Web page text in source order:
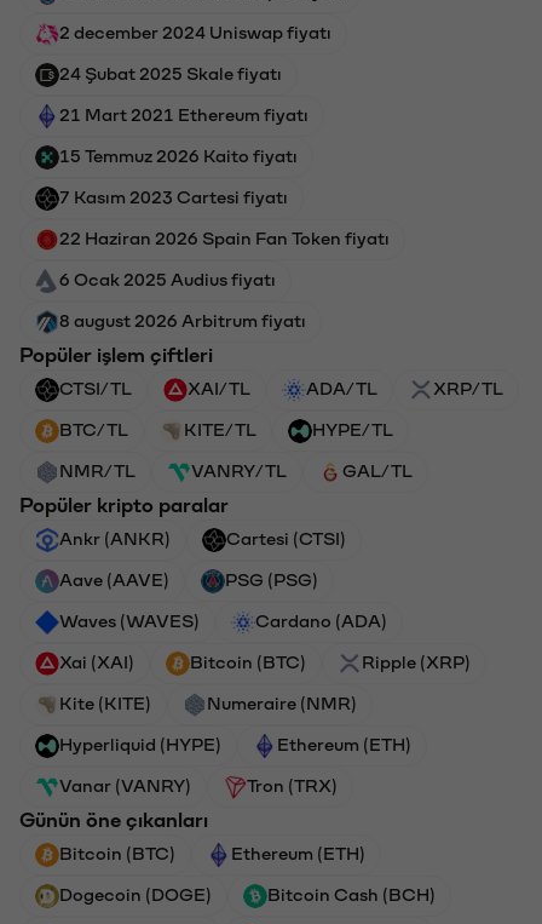
2 december 2024 Uniswap fiyatı
24 Şubat 2025 Skale fiyatı
21 Mart 2021 Ethereum fiyatı
15 Temmuz 2026 Kaito fiyatı
7 Kasım 2023 Cartesi fiyatı
22 Haziran 2026 Spain Fan Token fiyatı
6 Ocak 2025 Audius fiyatı
8 august 2026 Arbitrum fiyatı
Popüler işlem çiftleri
CTSI/TL XAI/TL ADA/TL XRP/TL
BTC/TL KITE/TL HYPE/TL
NMR/TL VANRY/TL GAL/TL
Popüler kripto paralar
Ankr (ANKR) Cartesi (CTSI)
Aave (AAVE) PSG (PSG)
Waves (WAVES) Cardano (ADA)
Xai (XAI) Bitcoin (BTC) Ripple (XRP)
Kite (KITE) Numeraire (NMR)
Hyperliquid (HYPE) Ethereum (ETH)
Vanar (VANRY) Tron (TRX)
Günün öne çıkanları
Bitcoin (BTC) Ethereum (ETH)
Dogecoin (DOGE) Bitcoin Cash (BCH)